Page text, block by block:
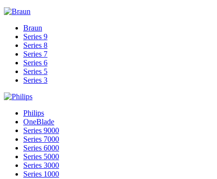
Braun
Series 9
Series 8
Series 7
Series 6
Series 5
Series 3
Philips
OneBlade
Series 9000
Series 7000
Series 6000
Series 5000
Series 3000
Series 1000